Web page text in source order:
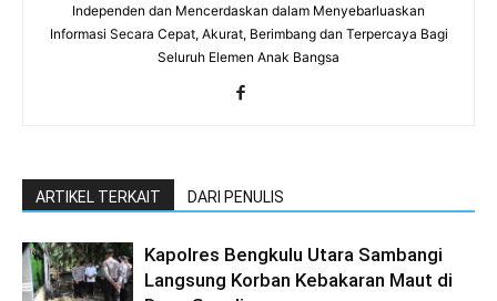
Independen dan Mencerdaskan dalam Menyebarluaskan
Informasi Secara Cepat, Akurat, Berimbang dan Terpercaya Bagi
Seluruh Elemen Anak Bangsa
ARTIKEL TERKAIT DARI PENULIS
Kapolres Bengkulu Utara Sambangi
Langsung Korban Kebakaran Maut di